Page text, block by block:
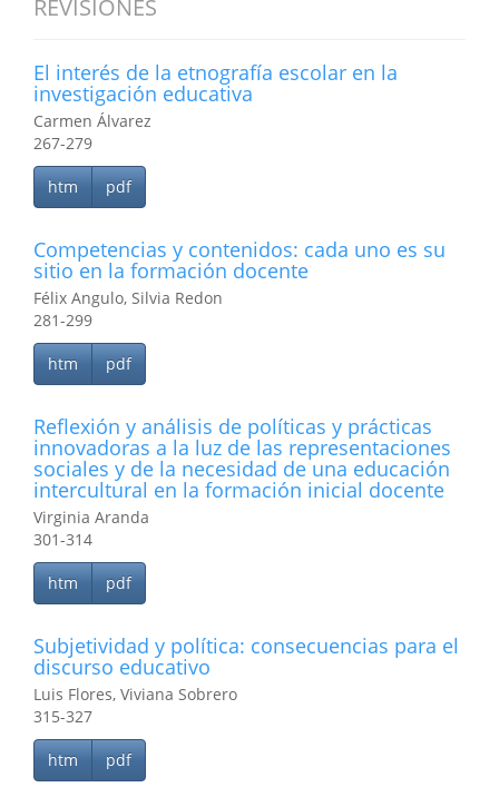
REVISIONES
El interés de la etnografía escolar en la
investigación educativa
Carmen Álvarez
267-279
htm pdf
Competencias y contenidos: cada uno es su
sitio en la formación docente
Félix Angulo, Silvia Redon
281-299
htm pdf
Reflexión y análisis de políticas y prácticas
innovadoras a la luz de las representaciones
sociales y de la necesidad de una educación
intercultural en la formación inicial docente
Virginia Aranda
301-314
htm pdf
Subjetividad y política: consecuencias para el
discurso educativo
Luis Flores, Viviana Sobrero
315-327
htm pdf